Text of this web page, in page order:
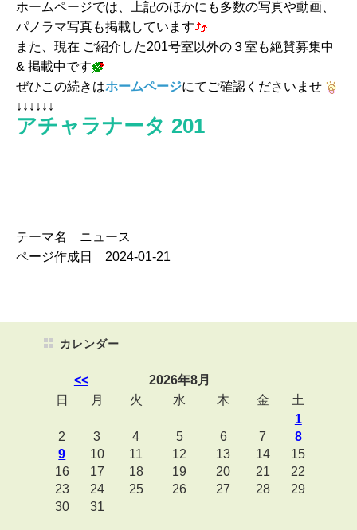
ホームページでは、上記のほかにも多数の写真や動画、
パノラマ写真も掲載しています
また、現在 ご紹介した201号室以外の３室も絶賛募集中
& 掲載中です
ぜひこの続きはホームページにてご確認くださいませ
↓↓↓↓↓↓
アチャラナータ 201
テーマ名 ニュース
ページ作成日 2024-01-21
カレンダー
<<
2026年8月
日
月 火 水 木 金
土
1
2
3 4 5 6 7
8
9
10 11 12 13 14
15
16
17 18 19 20 21
22
23
24 25 26 27 28
29
30
31